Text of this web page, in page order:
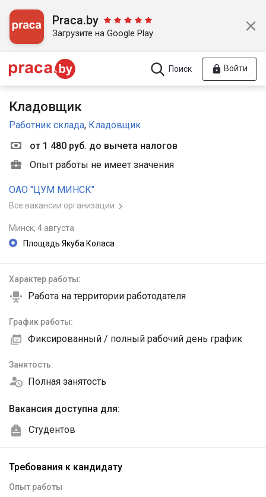
Praca.by
Загрузите на Google Play
Поиск Войти
Кладовщик
Работник склада, Кладовщик
от 1 480 руб. до вычета налогов
Опыт работы не имеет значения
ОАО "ЦУМ МИНСК"
Все вакансии организации
Минск, 4 августа
Площадь Якуба Коласа
Характер работы:
Работа на территории работодателя
График работы:
Фиксированный / полный рабочий день график
Занятость:
Полная занятость
Вакансия доступна для:
Студентов
Требования к кандидату
Опыт работы